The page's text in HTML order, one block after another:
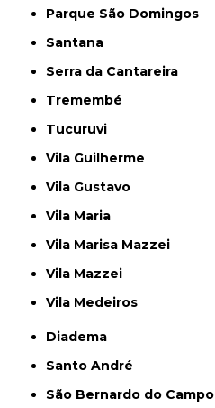
Parque São Domingos
Santana
Serra da Cantareira
Tremembé
Tucuruvi
Vila Guilherme
Vila Gustavo
Vila Maria
Vila Marisa Mazzei
Vila Mazzei
Vila Medeiros
Diadema
Santo André
São Bernardo do Campo